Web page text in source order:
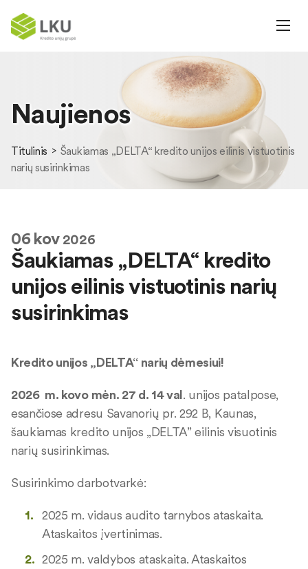
Naujienos
Titulinis
Šaukiamas „DELTA“ kredito unijos eilinis vistuotinis
narių susirinkimas
06kov2026
Šaukiamas „DELTA“ kredito
unijos eilinis vistuotinis narių
susirinkimas
Kredito unijos „DELTA“ narių dėmesiui!
2026 m. kovo mėn. 27 d. 14 val. unijos patalpose,
esančiose adresu Savanorių pr. 292 B, Kaunas,
šaukiamas kredito unijos „DELTA” eilinis visuotinis
narių susirinkimas.
Susirinkimo darbotvarkė:
2025 m. vidaus audito tarnybos ataskaita.
Ataskaitos įvertinimas.
2025 m. valdybos ataskaita. Ataskaitos